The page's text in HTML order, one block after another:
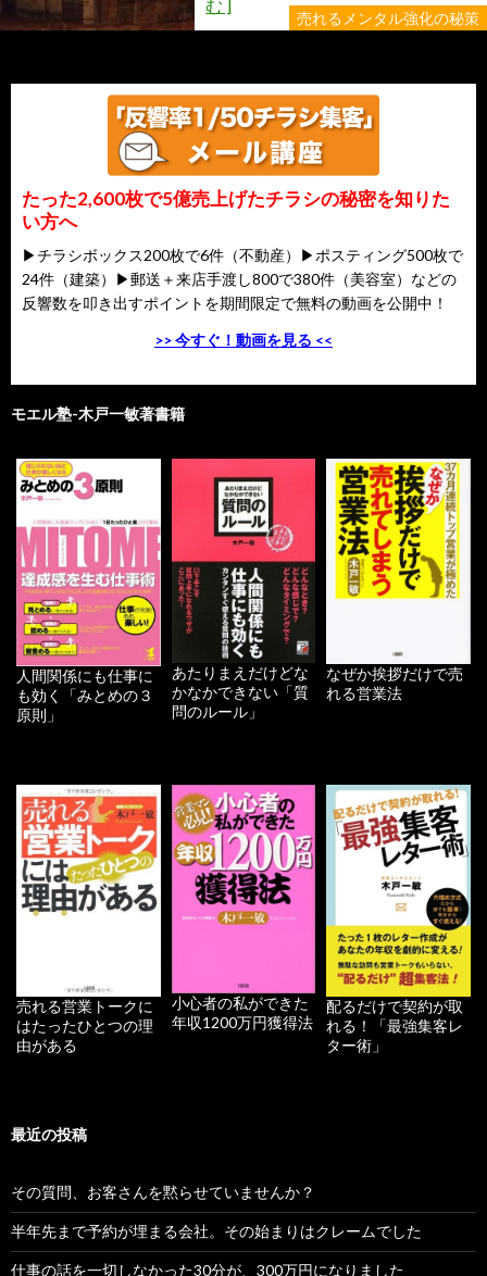
売れるメンタル強化の秘策
む ]
たった2,600枚で5億売上げたチラシの秘密を知りた
い方へ
▶チラシボックス200枚で6件（不動産）▶ポスティング500枚で
24件（建築）▶郵送＋来店手渡し800で380件（美容室）などの
反響数を叩き出すポイントを期間限定で無料の動画を公開中！
>> 今すぐ！動画を見る <<
モエル塾-木戸一敏著書籍
人間関係にも仕事に
も効く「みとめの３
原則」
あたりまえだけどな
かなかできない「質
問のルール」
なぜか挨拶だけで売
れる営業法
売れる営業トークに
はたったひとつの理
由がある
小心者の私ができた
年収1200万円獲得法
配るだけで契約が取
れる！「最強集客レ
ター術」
最近の投稿
その質問、お客さんを黙らせていませんか？
半年先まで予約が埋まる会社。その始まりはクレームでした
仕事の話を一切しなかった30分が、300万円になりました